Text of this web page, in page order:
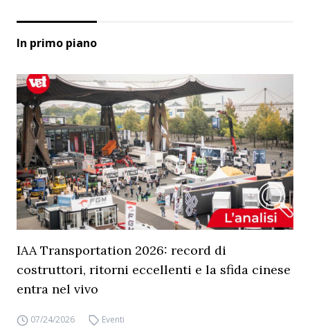
In primo piano
IAA Transportation 2026: record di
costruttori, ritorni eccellenti e la sfida cinese
entra nel vivo
07/24/2026 Eventi